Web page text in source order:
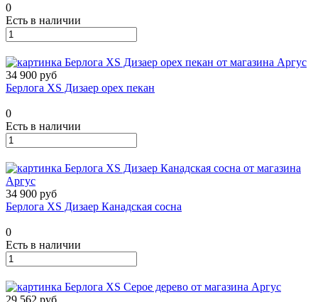
0
Есть в наличии
34 900 руб
Берлога XS Дизаер орех пекан
0
Есть в наличии
34 900 руб
Берлога XS Дизаер Канадская сосна
0
Есть в наличии
29 562 руб